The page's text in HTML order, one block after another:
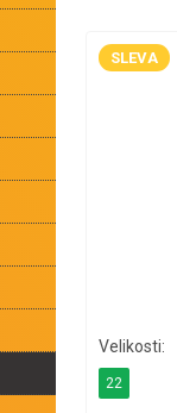
SLEVA
22